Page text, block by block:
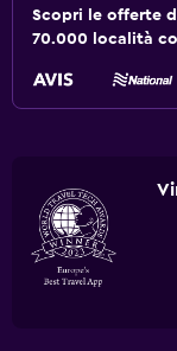
Scopri le offerte
70.000 località